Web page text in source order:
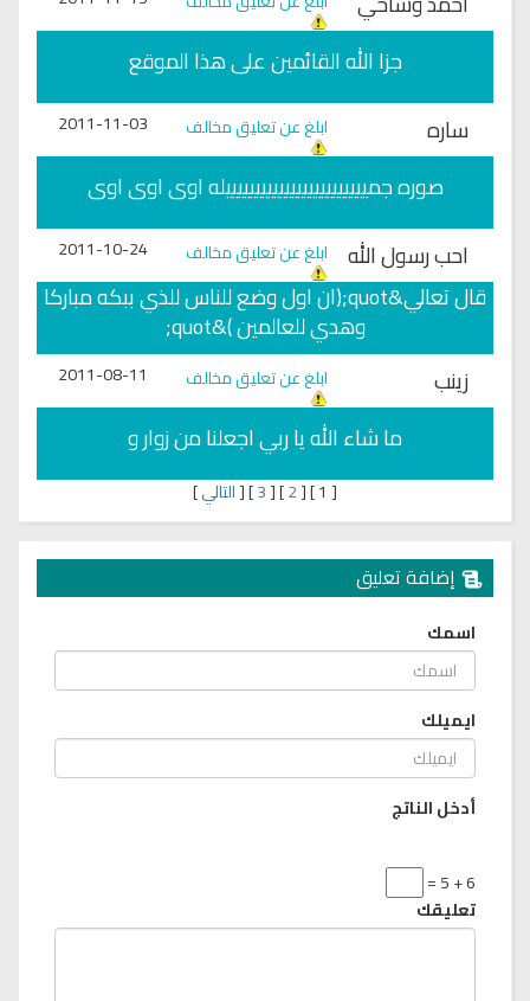
جزا الله القائمين على هذا الموقع
ساره
ابلغ عن تعليق مخالف 2011-11-03
صوره جمييييييييييييييييييييييييله اوى اوى اوى
احب رسول الله
ابلغ عن تعليق مخالف 2011-10-24
قال تعالي&quot;(ان اول وضع للناس للذي ببكه مباركا
وهدي للعالمين )&quot;
زينب
ابلغ عن تعليق مخالف 2011-08-11
ما شاء الله يا ربي اجعلنا من زوار و
[
]
[
2
]
[
3
]
[التالي]
إضافة تعليق
اسمك
ايميلك
أدخل الناتج
6 + 5 =
تعليقك